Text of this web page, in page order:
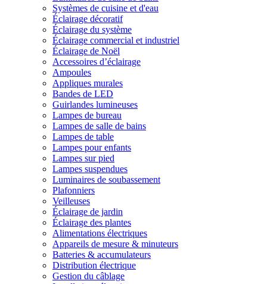
Systèmes de cuisine et d'eau
Éclairage décoratif
Éclairage du système
Éclairage commercial et industriel
Éclairage de Noël
Accessoires d’éclairage
Ampoules
Appliques murales
Bandes de LED
Guirlandes lumineuses
Lampes de bureau
Lampes de salle de bains
Lampes de table
Lampes pour enfants
Lampes sur pied
Lampes suspendues
Luminaires de soubassement
Plafonniers
Veilleuses
Éclairage de jardin
Éclairage des plantes
Alimentations électriques
Appareils de mesure & minuteurs
Batteries & accumulateurs
Distribution électrique
Gestion du câblage